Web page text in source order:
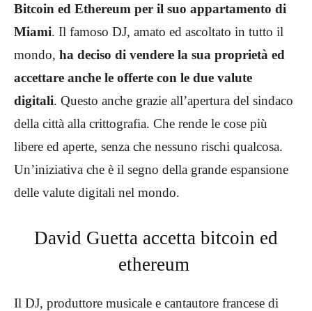
Bitcoin ed Ethereum per il suo appartamento di
Miami. Il famoso DJ, amato ed ascoltato in tutto il
mondo, ha deciso di vendere la sua proprietà ed
accettare anche le offerte con le due valute
digitali. Questo anche grazie all’apertura del sindaco
della città alla crittografia. Che rende le cose più
libere ed aperte, senza che nessuno rischi qualcosa.
Un’iniziativa che è il segno della grande espansione
delle valute digitali nel mondo.
David Guetta accetta bitcoin ed
ethereum
Il DJ, produttore musicale e cantautore francese di